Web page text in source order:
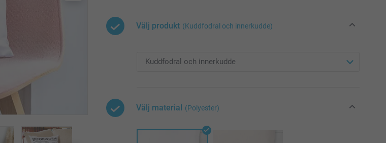
Välj produkt (Kuddfodral och innerkudde)
Välj material (Polyester)